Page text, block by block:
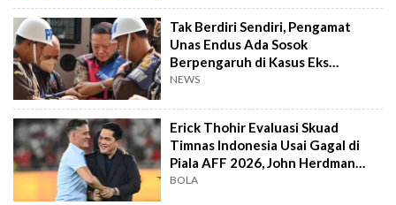
Tak Berdiri Sendiri, Pengamat
Unas Endus Ada Sosok
Berpengaruh di Kasus Eks
Jampidsus
NEWS
Erick Thohir Evaluasi Skuad
Timnas Indonesia Usai Gagal di
Piala AFF 2026, John Herdman
Out?
BOLA